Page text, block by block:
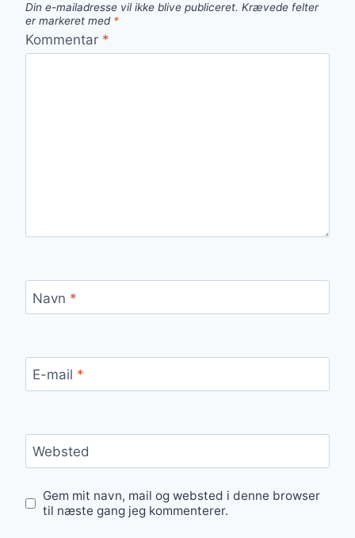
Din e-mailadresse vil ikke blive publiceret. Krævede felter
er markeret med *
Kommentar *
Navn *
E-mail *
Websted
Gem mit navn, mail og websted i denne browser
til næste gang jeg kommenterer.